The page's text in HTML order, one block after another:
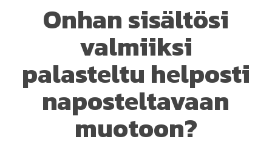
Onhan sisältösi
valmiiksi
palasteltu helposti
naposteltavaan
muotoon?